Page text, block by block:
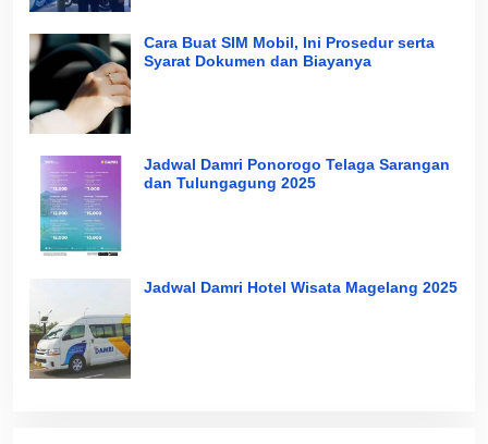
Cara Buat SIM Mobil, Ini Prosedur serta
Syarat Dokumen dan Biayanya
Jadwal Damri Ponorogo Telaga Sarangan
dan Tulungagung 2025
Jadwal Damri Hotel Wisata Magelang 2025